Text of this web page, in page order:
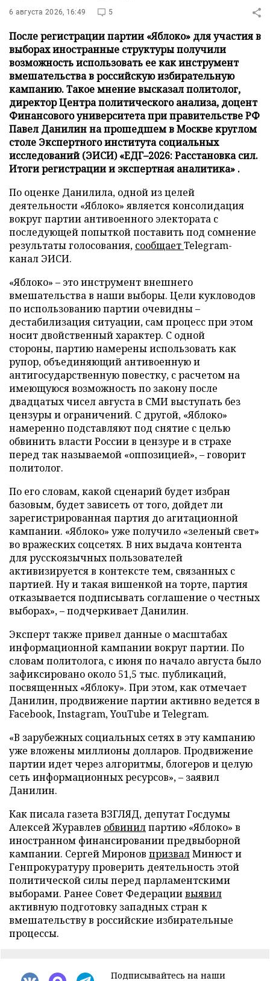
6 августа 2026, 16:49 5
После регистрации партии «Яблоко» для участия в
выборах иностранные структуры получили
возможность использовать ее как инструмент
вмешательства в российскую избирательную
кампанию. Такое мнение высказал политолог,
директор Центра политического анализа, доцент
Финансового университета при правительстве РФ
Павел Данилин на прошедшем в Москве круглом
столе Экспертного института социальных
исследований (ЭИСИ) «ЕДГ–2026: Расстановка сил.
Итоги регистрации и экспертная аналитика» .
По оценке Данилила, одной из целей
деятельности «Яблоко» является консолидация
вокруг партии антивоенного электората с
последующей попыткой поставить под сомнение
результаты голосования, сообщаетTelegram-
канал ЭИСИ.
«Яблоко» – это инструмент внешнего
вмешательства в наши выборы. Цели кукловодов
по использованию партии очевидны –
дестабилизация ситуации, сам процесс при этом
носит двойственный характер. С одной
стороны, партию намерены использовать как
рупор, объединяющий антивоенную и
антигосударственную повестку, с расчетом на
имеющуюся возможность по закону после
двадцатых чисел августа в СМИ выступать без
цензуры и ограничений. С другой, «Яблоко»
намеренно подставляют под снятие с целью
обвинить власти России в цензуре и в страхе
перед так называемой «оппозицией», – говорит
политолог.
По его словам, какой сценарий будет избран
базовым, будет зависеть от того, дойдет ли
зарегистрированная партия до агитационной
кампании. «Яблоко» уже получило «зеленый свет»
во вражеских соцсетях. В них выдача контента
для русскоязычных пользователей
активизируется в контексте тем, связанных с
партией. Ну и такая вишенкой на торте, партия
отказывается подписывать соглашение о честных
выборах», – подчеркивает Данилин.
Эксперт также привел данные о масштабах
информационной кампании вокруг партии. По
словам политолога, с июня по начало августа было
зафиксировано около 51,5 тыс. публикаций,
посвященных «Яблоку». При этом, как отмечает
Данилин, продвижение партии активно ведется в
Facebook, Instagram, YouTube и Telegram.
«В зарубежных социальных сетях в эту кампанию
уже вложены миллионы долларов. Продвижение
партии идет через алгоритмы, блогеров и целую
сеть информационных ресурсов», – заявил
Данилин.
Как писала газета ВЗГЛЯД, депутат Госдумы
Алексей Журавлев обвинилпартию «Яблоко» в
иностранном финансировании предвыборной
кампании. Сергей Миронов призвалМинюст и
Генпрокуратуру проверить деятельность этой
политической силы перед парламентскими
выборами. Ранее Совет Федерациивыявил
активную подготовку западных стран к
вмешательству в российские избирательные
процессы.
Подписывайтесь на наши